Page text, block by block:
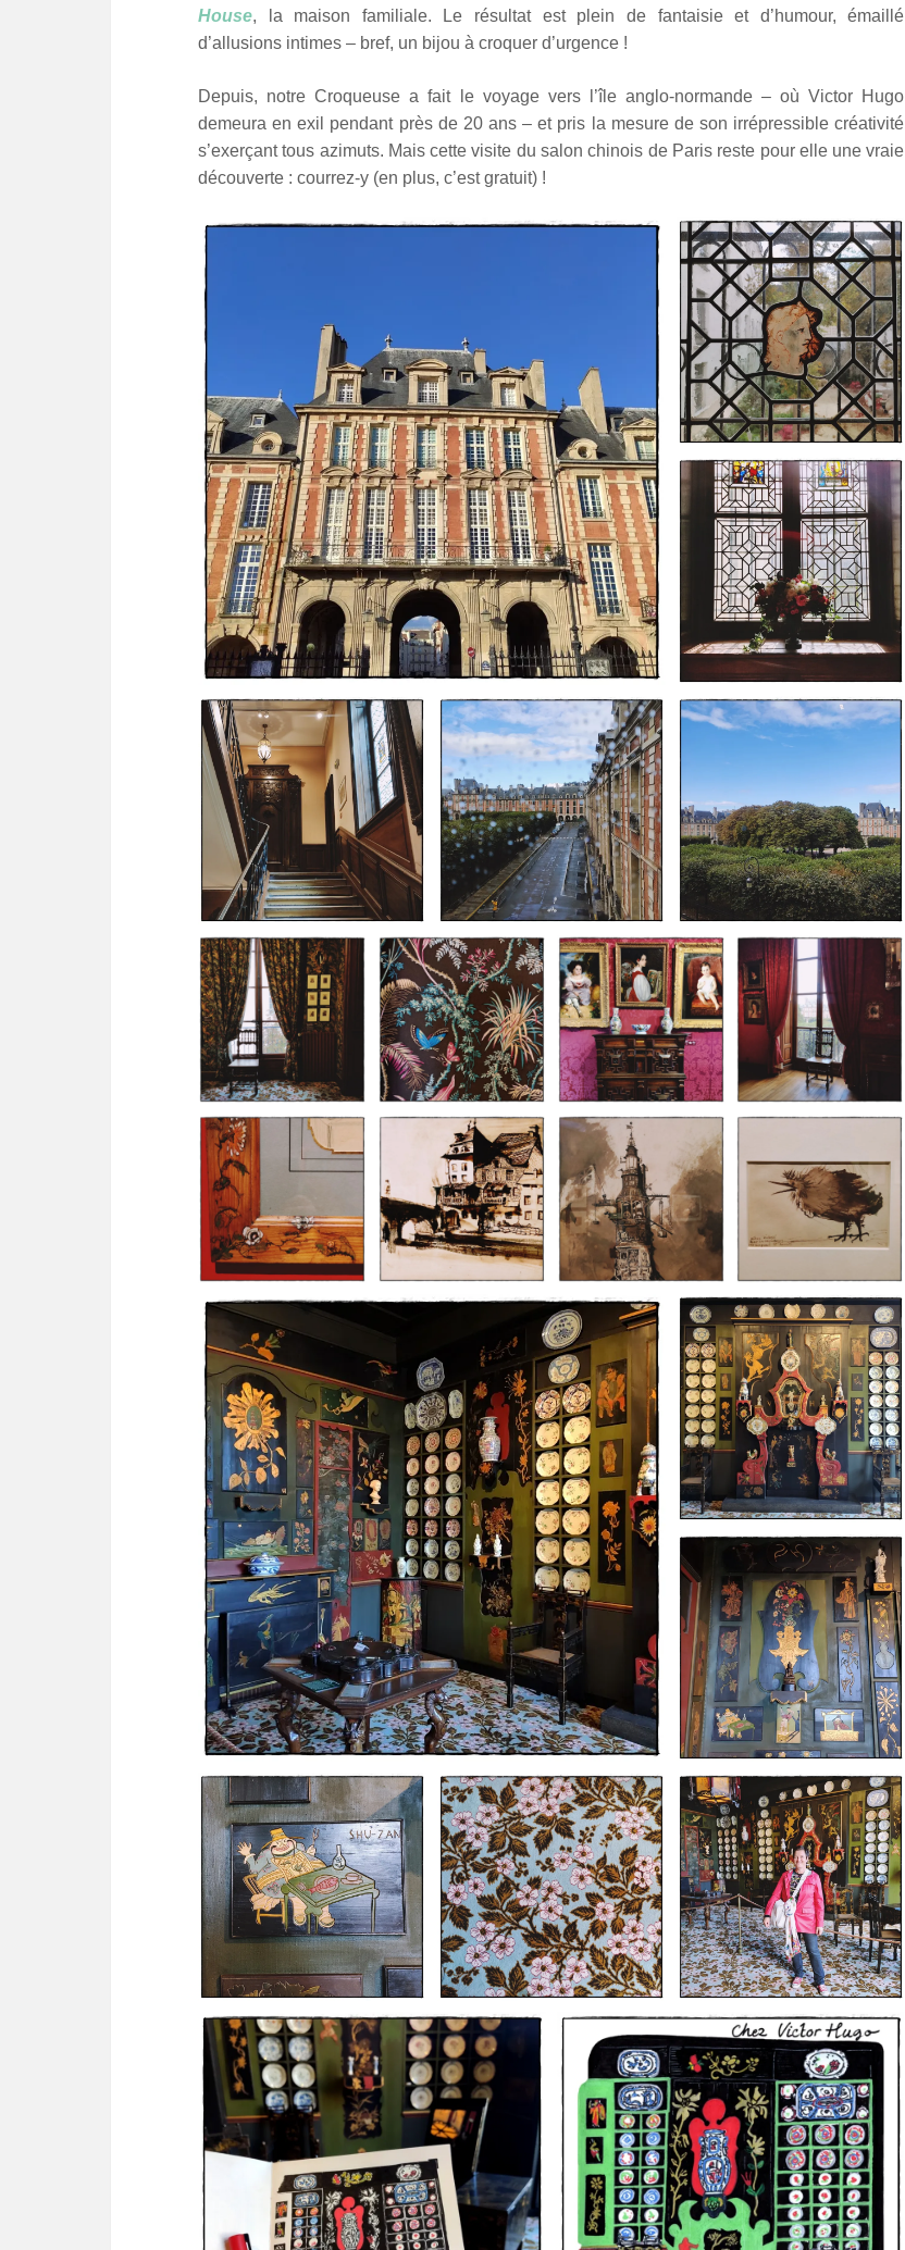
House, la maison familiale. Le résultat est plein de fantaisie et d’humour, émaillé
d’allusions intimes – bref, un bijou à croquer d’urgence !
Depuis, notre Croqueuse a fait le voyage vers l’île anglo-normande – où Victor Hugo
demeura en exil pendant près de 20 ans – et pris la mesure de son irrépressible créativité
s’exerçant tous azimuts. Mais cette visite du salon chinois de Paris reste pour elle une vraie
découverte : courrez-y (en plus, c’est gratuit) !